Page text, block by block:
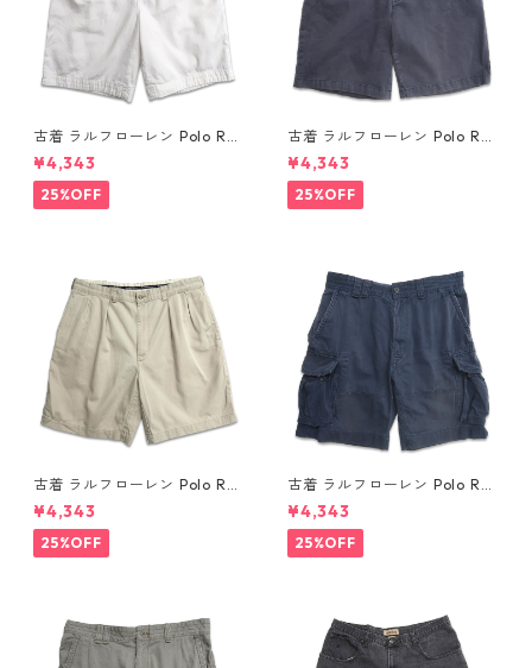
古着 ラルフローレン Polo Ral
ph Lauren チノ ノータック シ
ョーツ ショートパンツ ハーフ
パンツ ホワイト 表記：W34
gd410365n w60804
¥4,343
25%OFF
古着 ラルフローレン Polo Ral
ph Lauren チノ ノータック シ
ョーツ ショートパンツ ハーフ
パンツ ネイビー系 表記：W34
gd410364n w60804
¥4,343
25%OFF
古着 ラルフローレン Polo Ral
ph Lauren チノ ツータック シ
ョーツ ショートパンツ ハーフ
パンツ ベージュ 表記：W36
gd410363n w60804
¥4,343
25%OFF
古着 ラルフローレン Polo Ral
ph Lauren カーゴ ショートパ
ンツ ハーフパンツ ネイビー 表
記：35 gd410376n w60805
¥4,343
25%OFF